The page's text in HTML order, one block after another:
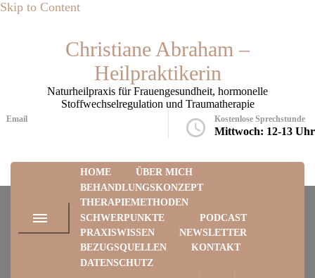
Skip to Content
Christiane Abraham –
Heilpraktikerin
Naturheilpraxis für Frauengesundheit, hormonelle
Stoffwechselregulation und Traumatherapie
Email Kostenlose Sprechstunde
Mittwoch: 12-13 Uhr
HOME
ÜBER MICH
BEHANDLUNGSKONZEPT
THERAPIEMETHODEN
SCHWERPUNKTE
PODCAST
PRAXISWISSEN
NEWSLETTER
BEZUGSQUELLEN
KONTAKT
DATENSCHUTZ
Körperarbeit & Regulation